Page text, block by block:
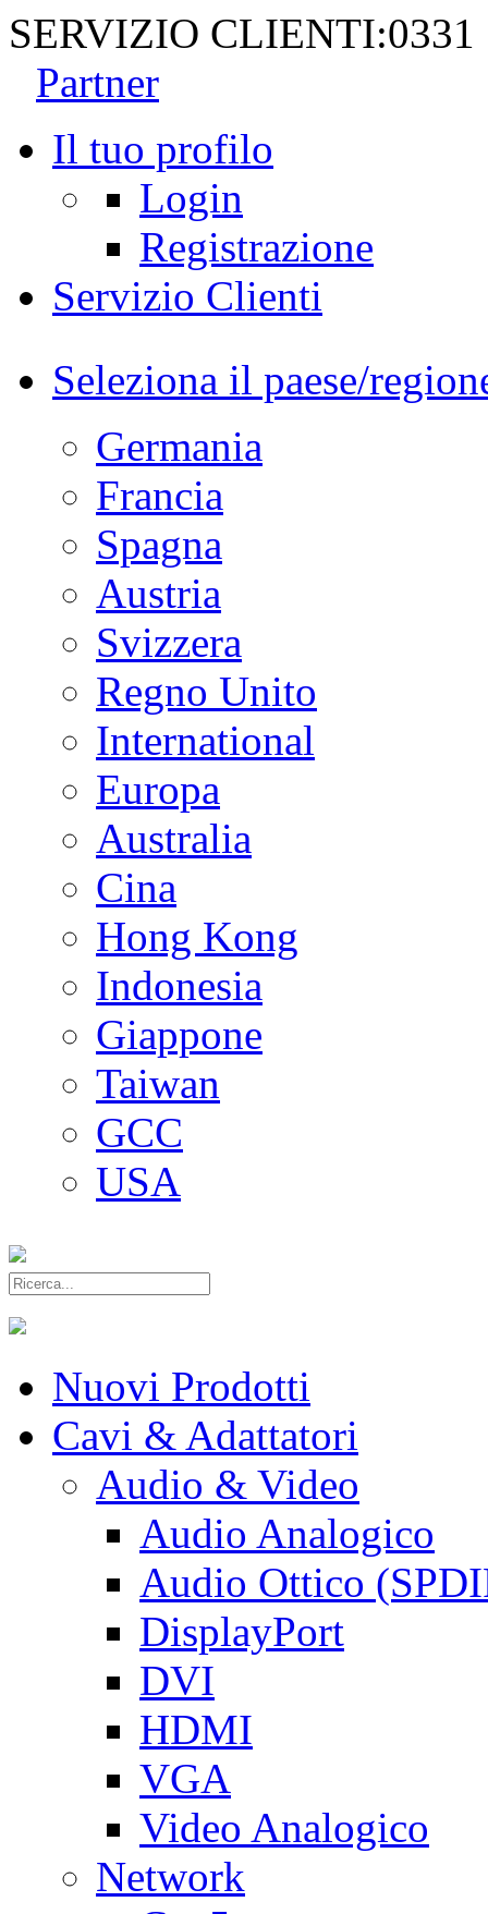
SERVIZIO CLIENTI:0331
Partner
Il tuo profilo
Login
Registrazione
Servizio Clienti
Seleziona il paese/
Germania
Francia
Spagna
Austria
Svizzera
Regno Unito
International
Europa
Australia
Cina
Hong Kong
Indonesia
Giappone
Taiwan
GCC
USA
Nuovi Prodotti
Cavi & Adattatori
Audio & Video
Audio Analogico
Audio Ottico
DisplayPort
DVI
HDMI
VGA
Video Analogico
Network